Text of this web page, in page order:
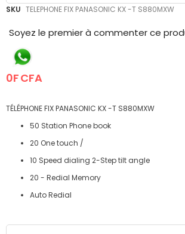
SKU TELEPHONE FIX PANASONIC KX -T S880MXW
Soyez le premier à commenter ce
0F CFA
TÉLÉPHONE FIX PANASONIC KX -T S880MXW
50 Station Phone book
20 One touch /
10 Speed dialing 2-Step tilt angle
20 - Redial Memory
Auto Redial
Skip
the
the
images